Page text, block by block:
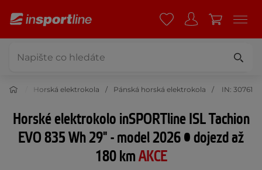
Horská elektrokola Pánská horská elektrokola IN: 30761
Horské elektrokolo inSPORTline ISL Tachion
EVO 835 Wh 29" - model 2026 • dojezd až
180 kmAKCE